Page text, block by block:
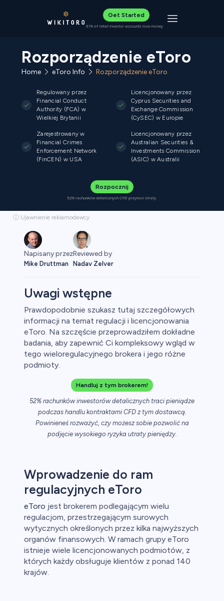
Get Started
61% of retail investor accounts lose money Toggle
Rozporządzenie eToro
Home eToro Info Rozporządzenie eToro
Regulowany przez
Financial Conduct
Authority (FCA) w
Wielkiej Brytanii
Licencjonowany przez
Cyprus Securities and
Exchange Commission
(CySEC) w Europie
Zarejestrowany w
Financial Crimes
Enforcement Network
(FinCEN) w USA
Licencjonowany przez
Australian Securities &
Investments Commission
(ASIC) w Australii
Rozpocznij
52% rachunków detalicznych CFD przynosi straty.
ⓘ Ujawnienie reklamodawcy
Napisany przez
Mike Druttman
Reviewed by
Nadav Zelver
Uwagi wstępne
Prawdopodobnie szukasz tutaj szczegółowych
informacji na temat regulacji i licencjonowania
eToro. Na szczęście przeprowadziłem dokładne
badania, aby zapewnić Ci kompleksowy wgląd w
tego wieloregulacyjnego brokera i jego różne
podmioty.
Handluj z tym brokerem!
52% rachunków inwestorów detalicznych traci pieniądze
podczas handlu kontraktami CFD z tym dostawcą.
Powinieneś rozważyć, czy możesz sobie pozwolić na
podjęcie wysokiego ryzyka utraty pieniędzy.
Wprowadzenie do ram
regulacyjnych eToro
eToro jest brokerem podlegającym wielu
regulacjom, przestrzegającym surowych
wytycznych określonych przez kilka najwyższych
organów finansowych. W ramach grupy eToro
istnieje wiele licencjonowanych podmiotów, z
których każdy obsługuje klientów z ponad 140
krajów.